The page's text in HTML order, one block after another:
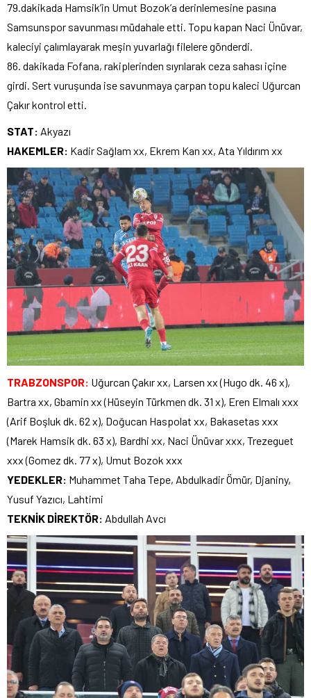
79.dakikada Hamsik’in Umut Bozok’a derinlemesine pasına
Samsunspor savunması müdahale etti. Topu kapan Naci Ünüvar,
kaleciyi çalımlayarak meşin yuvarlağı filelere gönderdi.
86. dakikada Fofana, rakiplerinden sıyrılarak ceza sahası içine
girdi. Sert vuruşunda ise savunmaya çarpan topu kaleci Uğurcan
Çakır kontrol etti.
STAT: Akyazı
HAKEMLER: Kadir Sağlam xx, Ekrem Kan xx, Ata Yıldırım xx
TRABZONSPOR: Uğurcan Çakır xx, Larsen xx (Hugo dk. 46 x),
Bartra xx, Gbamin xx (Hüseyin Türkmen dk. 31 x), Eren Elmalı xxx
(Arif Boşluk dk. 62 x), Doğucan Haspolat xx, Bakasetas xxx
(Marek Hamsik dk. 63 x), Bardhi xx, Naci Ünüvar xxx, Trezeguet
xxx (Gomez dk. 77 x), Umut Bozok xxx
YEDEKLER: Muhammet Taha Tepe, Abdulkadir Ömür, Djaniny,
Yusuf Yazıcı, Lahtimi
TEKNİK DİREKTÖR: Abdullah Avcı